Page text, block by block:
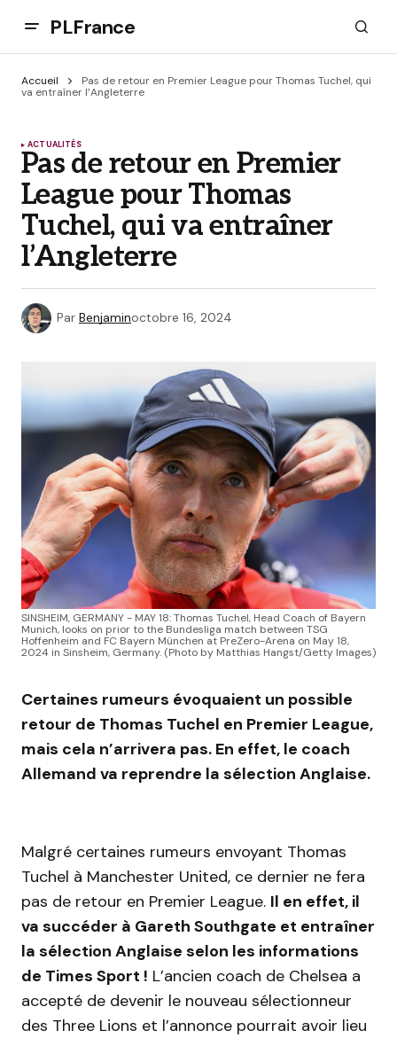
PLFrance
Accueil
Pas de retour en Premier League pour Thomas Tuchel, qui
va entraîner l’Angleterre
ACTUALITÉS
Pas de retour en Premier
League pour Thomas
Tuchel, qui va entraîner
l’Angleterre
Par Benjaminoctobre 16, 2024
SINSHEIM, GERMANY - MAY 18: Thomas Tuchel, Head Coach of Bayern
Munich, looks on prior to the Bundesliga match between TSG
Hoffenheim and FC Bayern München at PreZero-Arena on May 18,
2024 in Sinsheim, Germany. (Photo by Matthias Hangst/Getty Images)
Certaines rumeurs évoquaient un possible
retour de Thomas Tuchel en Premier League,
mais cela n’arrivera pas. En effet, le coach
Allemand va reprendre la sélection Anglaise.
Malgré certaines rumeurs envoyant Thomas
Tuchel à Manchester United, ce dernier ne fera
pas de retour en Premier League. Il en effet, il
va succéder à Gareth Southgate et entraîner
la sélection Anglaise selon les informations
de Times Sport ! L’ancien coach de Chelsea a
accepté de devenir le nouveau sélectionneur
des Three Lions et l’annonce pourrait avoir lieu